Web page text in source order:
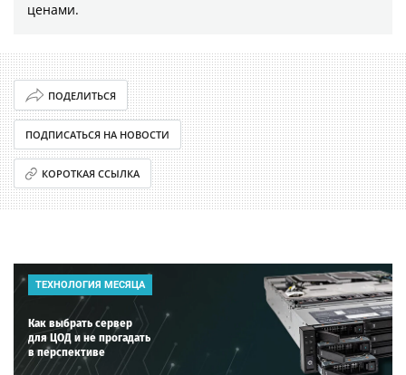
ценами.
ПОДЕЛИТЬСЯ
ПОДПИСАТЬСЯ НА НОВОСТИ
КОРОТКАЯ ССЫЛКА
ТЕХНОЛОГИЯ МЕСЯЦА
Как выбрать сервер
для ЦОД и не прогадать
в перспективе